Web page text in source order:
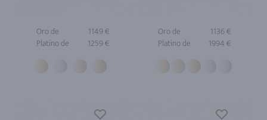
Oro de
1149 €
Platino de
1259 €
Oro de
1136 €
Platino de
1994 €